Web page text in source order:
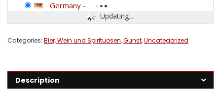
Updating...
Germany -
Categories: Bier, Wein und Spirituosen,Gunst,Uncategorized
Description